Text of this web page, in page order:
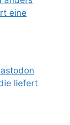
eine
liefert